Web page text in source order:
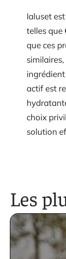
Ialuset
telles que
que ces
ingrédient
actif est
choix
solution
Les